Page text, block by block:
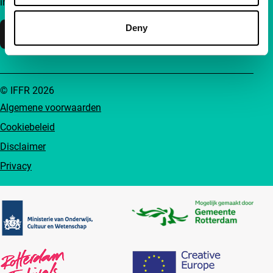
Deny
Algemene voorwaarden
Cookiebeleid
Disclaimer
Privacy
© IFFR 2026